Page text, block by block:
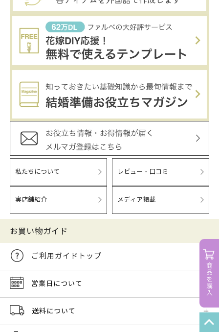
私たちについて レビュー・口コミ
実店舗紹介 メディア掲載
お買い物ガイド
ご利用ガイドトップ
営業日について
送料について